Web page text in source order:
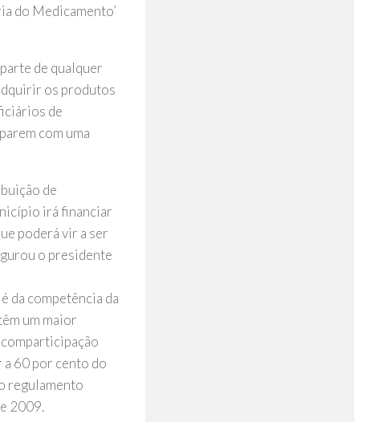
do Medicamento’
de qualquer
os produtos
de
com uma
de
irá financiar
poderá vir a ser
o presidente
da competência da
um maior
60 por cento do
regulamento
2009.